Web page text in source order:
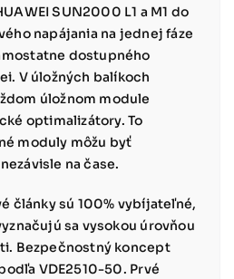
SUN2000 L1 a M1 do
napájania na jednej fáze
dostupného
V úložných balíkoch
úložnom module
optimalizátory. To
moduly môžu byť
na čase.
články sú 100% vybíjateľné,
sa vysokou úrovňou
Bezpečnostný koncept
VDE2510-50. Prvé